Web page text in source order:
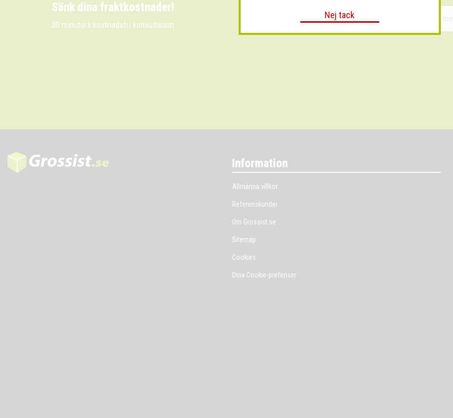
Sänk dina fraktkostnader!
30 minuters kostnadsfri konsultation
Information
Allmänna villkor
Referenskunder
Om Grossist.se
Sitemap
Cookies
Dina Cookie-prefenser
Nej tack